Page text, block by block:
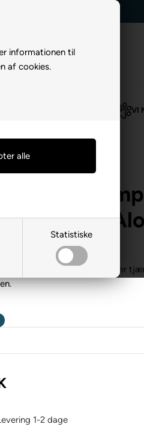
informationen til
af cookies.
Statistiske
VI
/Hundens Apotek
Prob
med
med Aloe Vera. Indeholder
1-2 dage